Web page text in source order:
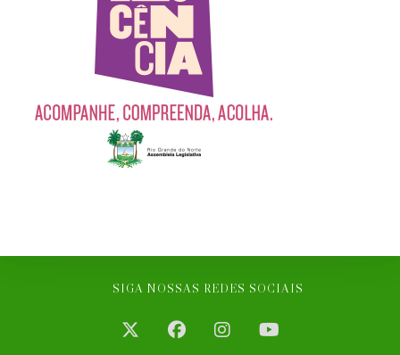
SIGA NOSSAS REDES SOCIAIS